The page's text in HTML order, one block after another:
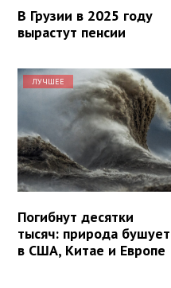
В Грузии в 2025 году
вырастут пенсии
ЛУЧШЕЕ
Погибнут десятки
тысяч: природа бушует
в США, Китае и Европе